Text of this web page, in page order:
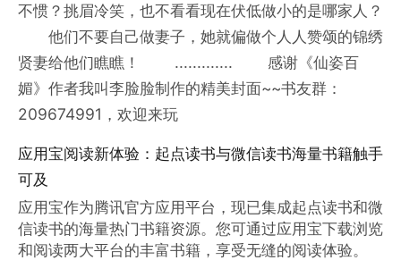
不惯？挑眉冷笑，也不看看现在伏低做小的是哪家人？
他们不要自己做妻子，她就偏做个人人赞颂的锦绣
贤妻给他们瞧瞧！ ............. 感谢《仙姿百
媚》作者我叫李脸脸制作的精美封面~~书友群：
209674991，欢迎来玩
应用宝阅读新体验：起点读书与微信读书海量书籍触手
可及
应用宝作为腾讯官方应用平台，现已集成起点读书和微
信读书的海量热门书籍资源。您可通过应用宝下载浏览
和阅读两大平台的丰富书籍，享受无缝的阅读体验。